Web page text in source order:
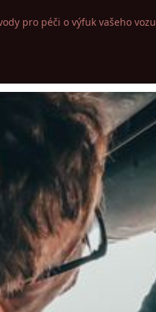
pro péči o výfuk vašeho vozu